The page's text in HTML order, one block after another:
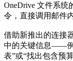
OneDrive 文件系
令，直接调用邮件
借助新推出的连接
中的关键信息——例
表”或“找出包含预